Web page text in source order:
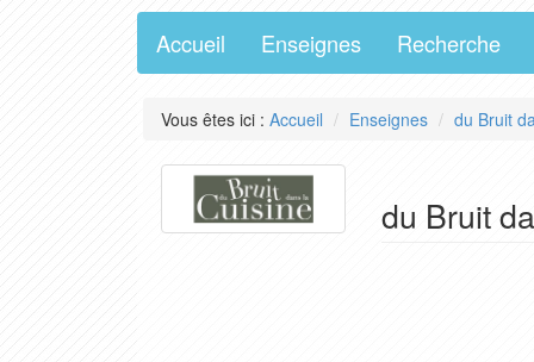
Accueil Enseignes Recherche
Vous êtes ici : Accueil Enseignes du Bruit
du Bruit